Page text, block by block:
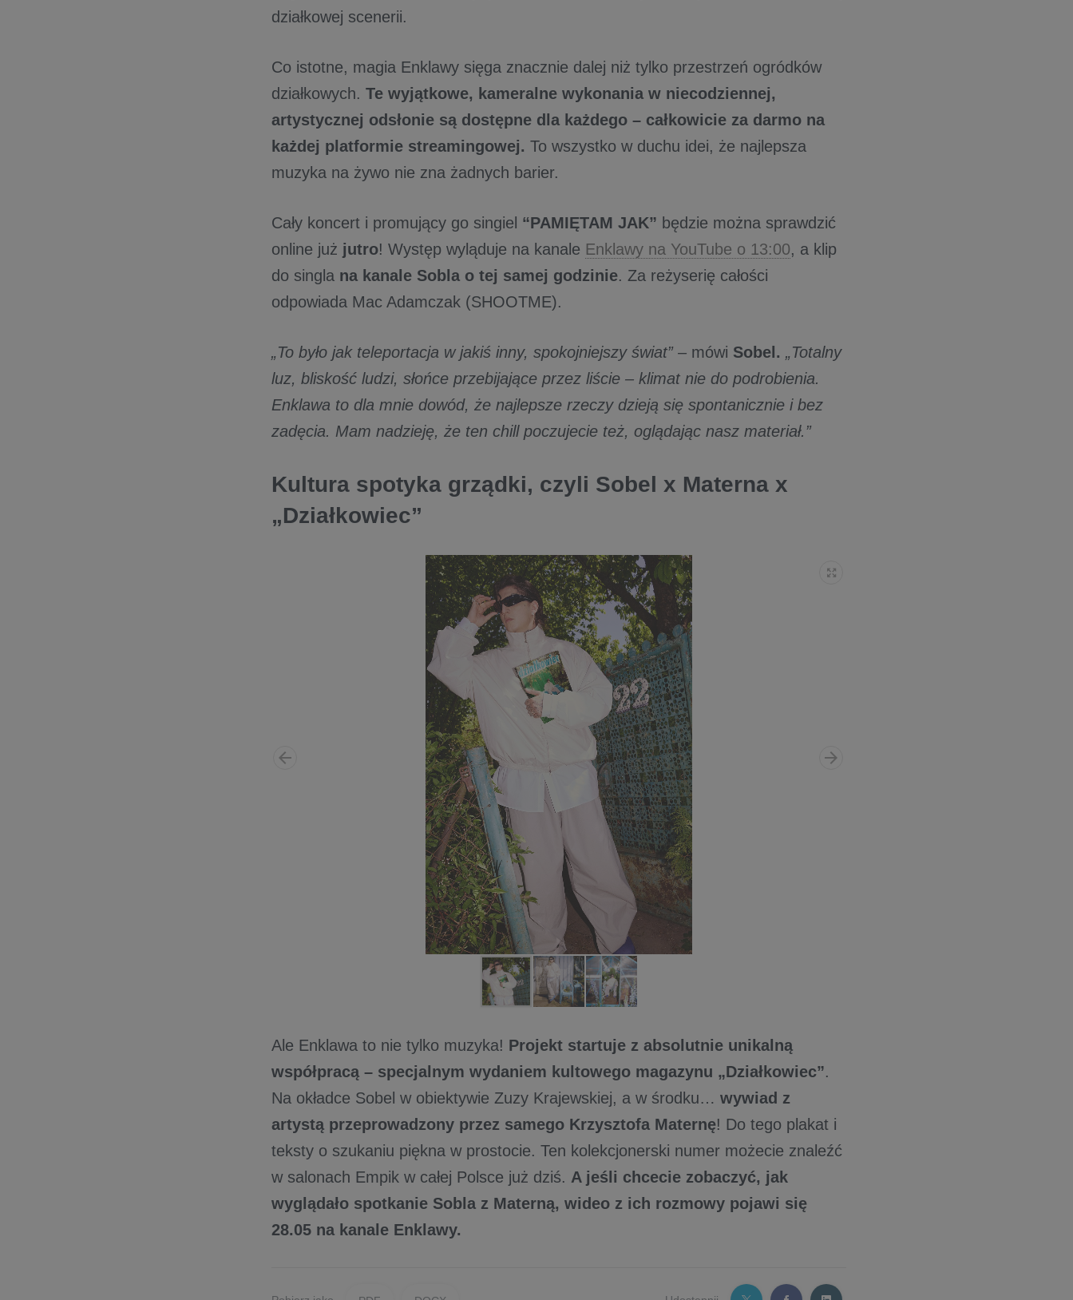
działkowej scenerii.
Co istotne, magia Enklawy sięga znacznie dalej niż tylko przestrzeń ogródków
działkowych. Te wyjątkowe, kameralne wykonania w niecodziennej,
artystycznej odsłonie są dostępne dla każdego – całkowicie za darmo na
każdej platformie streamingowej. To wszystko w duchu idei, że najlepsza
muzyka na żywo nie zna żadnych barier.
Cały koncert i promujący go singiel “PAMIĘTAM JAK” będzie można sprawdzić
online już jutro! Występ wyląduje na kanale Enklawy na YouTube o 13:00, a klip
do singla na kanale Sobla o tej samej godzinie. Za reżyserię całości
odpowiada Mac Adamczak (SHOOTME).
„To było jak teleportacja w jakiś inny, spokojniejszy świat”– mówi Sobel. „Totalny
luz, bliskość ludzi, słońce przebijające przez liście – klimat nie do podrobienia.
Enklawa to dla mnie dowód, że najlepsze rzeczy dzieją się spontanicznie i bez
zadęcia. Mam nadzieję, że ten chill poczujecie też, oglądając nasz materiał.”
Kultura spotyka grządki, czyli Sobel x Materna x
„Działkowiec”
Ale Enklawa to nie tylko muzyka! Projekt startuje z absolutnie unikalną
współpracą – specjalnym wydaniem kultowego magazynu „Działkowiec”.
Na okładce Sobel w obiektywie Zuzy Krajewskiej, a w środku… wywiad z
artystą przeprowadzony przez samego Krzysztofa Maternę! Do tego plakat i
teksty o szukaniu piękna w prostocie. Ten kolekcjonerski numer możecie znaleźć
w salonach Empik w całej Polsce już dziś. A jeśli chcecie zobaczyć, jak
wyglądało spotkanie Sobla z Materną, wideo z ich rozmowy pojawi się
28.05 na kanale Enklawy.